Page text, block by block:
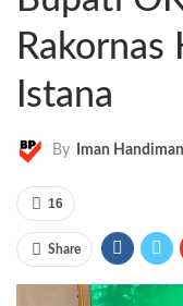
Istana
By Iman Handiman
16
Share